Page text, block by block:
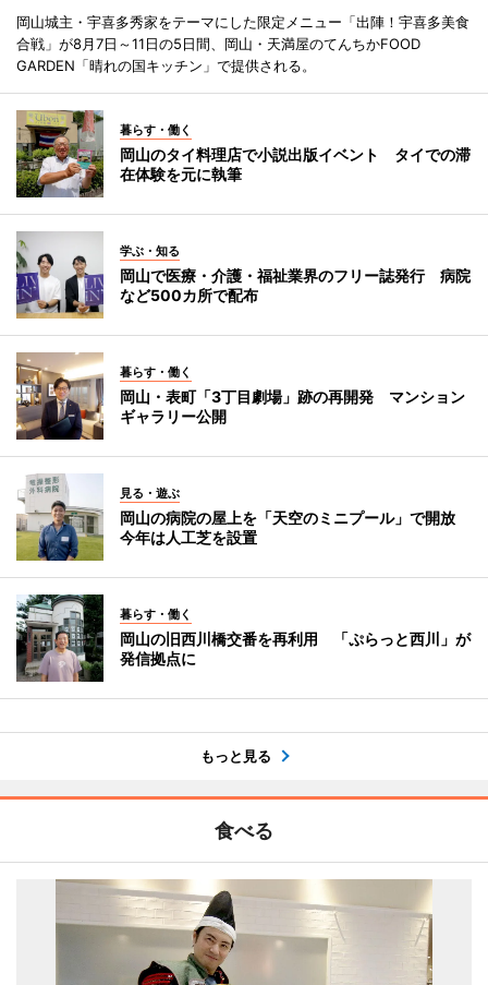
岡山城主・宇喜多秀家をテーマにした限定メニュー「出陣！宇喜多美食
合戦」が8月7日～11日の5日間、岡山・天満屋のてんちかFOOD
GARDEN「晴れの国キッチン」で提供される。
暮らす・働く
岡山のタイ料理店で小説出版イベント タイでの滞
在体験を元に執筆
学ぶ・知る
岡山で医療・介護・福祉業界のフリー誌発行 病院
など500カ所で配布
暮らす・働く
岡山・表町「3丁目劇場」跡の再開発 マンション
ギャラリー公開
見る・遊ぶ
岡山の病院の屋上を「天空のミニプール」で開放
今年は人工芝を設置
暮らす・働く
岡山の旧西川橋交番を再利用 「ぷらっと西川」が
発信拠点に
もっと見る
食べる